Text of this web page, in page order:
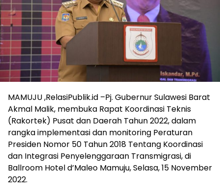
MAMUJU ,RelasiPublik.id –Pj. Gubernur Sulawesi Barat
Akmal Malik, membuka Rapat Koordinasi Teknis
(Rakortek) Pusat dan Daerah Tahun 2022, dalam
rangka implementasi dan monitoring Peraturan
Presiden Nomor 50 Tahun 2018 Tentang Koordinasi
dan Integrasi Penyelenggaraan Transmigrasi, di
Ballroom Hotel d’Maleo Mamuju, Selasa, 15 November
2022.